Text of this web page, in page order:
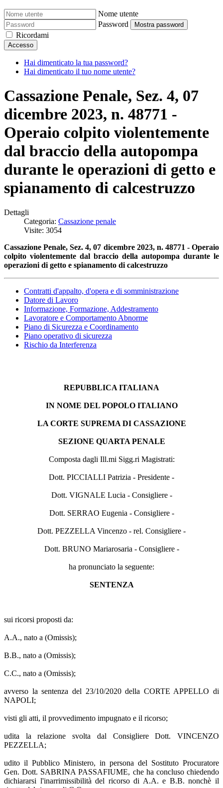
Nome utente
Password
Mostra password
Ricordami
Accesso
Hai dimenticato la tua password?
Hai dimenticato il tuo nome utente?
Cassazione Penale, Sez. 4, 07
dicembre 2023, n. 48771 -
Operaio colpito violentemente
dal braccio della autopompa
durante le operazioni di getto e
spianamento di calcestruzzo
Dettagli
Categoria: Cassazione penale
Visite: 3054
Cassazione Penale, Sez. 4, 07 dicembre 2023, n. 48771 - Operaio
colpito violentemente dal braccio della autopompa durante le
operazioni di getto e spianamento di calcestruzzo
Contratti d'appalto, d'opera e di somministrazione
Datore di Lavoro
Informazione, Formazione, Addestramento
Lavoratore e Comportamento Abnorme
Piano di Sicurezza e Coordinamento
Piano operativo di sicurezza
Rischio da Interferenza
REPUBBLICA ITALIANA
IN NOME DEL POPOLO ITALIANO
LA CORTE SUPREMA DI CASSAZIONE
SEZIONE QUARTA PENALE
Composta dagli Ill.mi Sigg.ri Magistrati:
Dott. PICCIALLI Patrizia - Presidente -
Dott. VIGNALE Lucia - Consigliere -
Dott. SERRAO Eugenia - Consigliere -
Dott. PEZZELLA Vincenzo - rel. Consigliere -
Dott. BRUNO Mariarosaria - Consigliere -
ha pronunciato la seguente:
SENTENZA
sui ricorsi proposti da:
A.A., nato a (Omissis);
B.B., nato a (Omissis);
C.C., nato a (Omissis);
avverso la sentenza del 23/10/2020 della CORTE APPELLO di
NAPOLI;
visti gli atti, il provvedimento impugnato e il ricorso;
udita la relazione svolta dal Consigliere Dott. VINCENZO
PEZZELLA;
udito il Pubblico Ministero, in persona del Sostituto Procuratore
Gen. Dott. SABRINA PASSAFIUME, che ha concluso chiedendo
dichiararsi l'inarrimissibilità del ricorso di A.A. e B.B. nonchè il